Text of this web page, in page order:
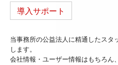
導入サポート
当事務所の公益法人に精通したスタ
します。
会社情報・ユーザー情報はもちろん